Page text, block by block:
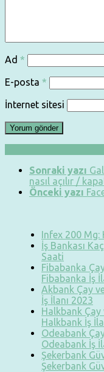
Ad *
E-posta *
İnternet sitesi
Sonraki yazı
nasıl açılır /
Önceki yazı
Infex 200 Mg:
İş Bankası
Saati
Fibabanka
Fibabanka İş
Akbank Çay
İş İlanı 2023
Halkbank Çay
Halkbank İş
Odeabank
Odeabank İş
Şekerbank
Şekerbank